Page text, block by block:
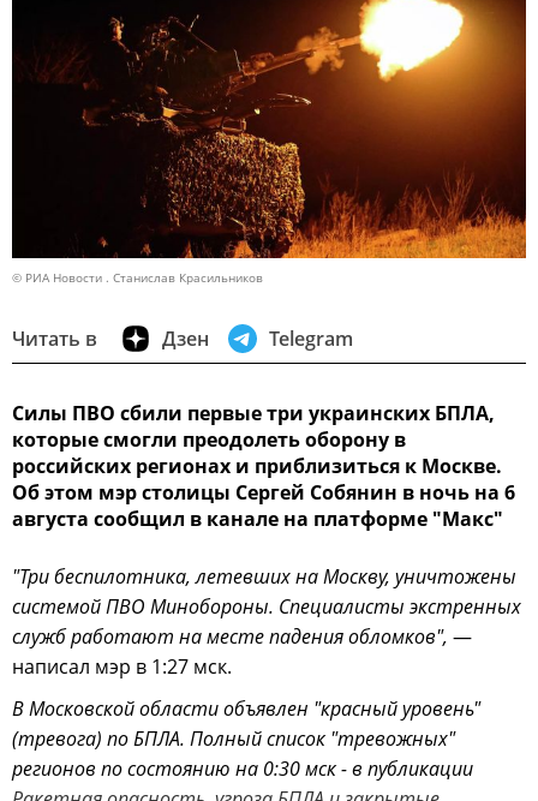
© РИА Новости . Станислав Красильников
Читать в Дзен Telegram
Силы ПВО сбили первые три украинских БПЛА,
которые смогли преодолеть оборону в
российских регионах и приблизиться к Москве.
Об этом мэр столицы Сергей Собянин в ночь на 6
августа сообщил в канале на платформе "Макс"
"Три беспилотника, летевших на Москву, уничтожены
системой ПВО Минобороны. Специалисты экстренных
служб работают на месте падения обломков", —
написал мэр в 1:27 мск.
В Московской области объявлен "красный уровень"
(тревога) по БПЛА. Полный список "тревожных"
регионов по состоянию на 0:30 мск - в публикации